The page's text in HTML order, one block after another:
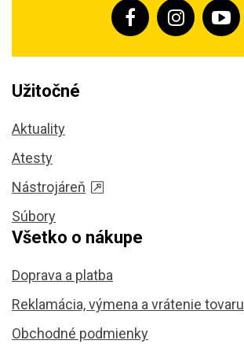
Užitočné
Aktuality
Atesty
Nástrojáreň
Súbory
Všetko o nákupe
Doprava a platba
Reklamácia, výmena a vrátenie tovaru
Obchodné podmienky